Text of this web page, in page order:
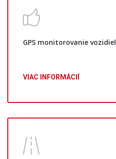
GPS monitorovanie vozidiel
VIAC INFORMÁCIÍ